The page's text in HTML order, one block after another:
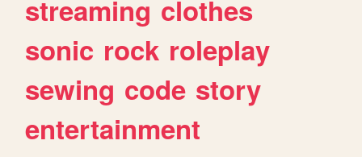
streaming clothes
sonic rock roleplay
sewing code story
entertainment